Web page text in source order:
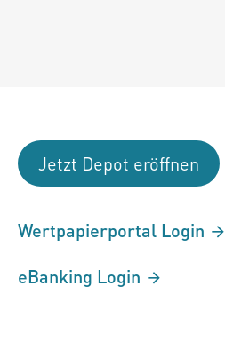
Jetzt Depot eröffnen
Wertpapierportal Login
eBanking Login